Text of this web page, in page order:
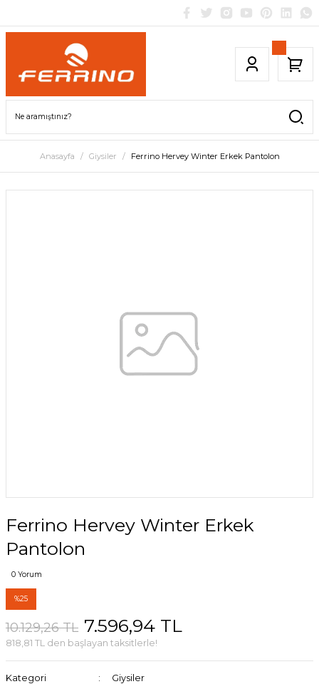
Anasayfa Giysiler Ferrino Hervey Winter Erkek Pantolon
Ferrino Hervey Winter Erkek
Pantolon
0 Yorum
%25
10.129,26 TL 7.596,94 TL
818,81 TL den başlayan taksitlerle!
Kategori
Giysiler